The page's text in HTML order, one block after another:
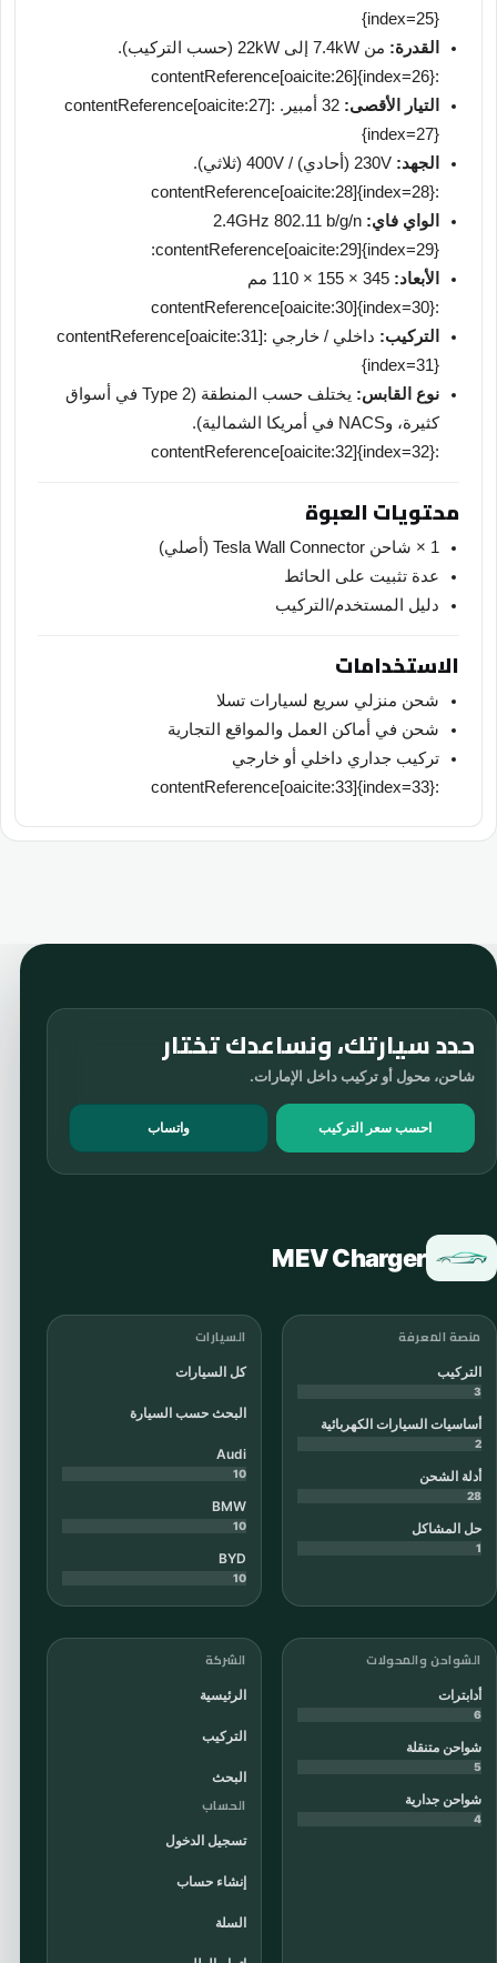
{index=25}
القدرة:
من 7.4kW إلى 22kW (حسب التركيب).
:contentReference[oaicite:26]{index=26}
التيار الأقصى:
32 أمبير. :contentReference[oaicite:27]
{index=27}
الجهد:
230V (أحادي) / 400V (ثلاثي).
:contentReference[oaicite:28]{index=28}
الواي فاي: 2.4GHz 802.11 b/g/n
:contentReference[oaicite:29]{index=29}
الأبعاد:
345 × 155 × 110 مم
:contentReference[oaicite:30]{index=30}
التركيب:
داخلي / خارجي :contentReference[oaicite:31]
{index=31}
نوع القابس:
يختلف حسب المنطقة (Type 2 في أسواق
كثيرة، وNACS في أمريكا الشمالية).
:contentReference[oaicite:32]{index=32}
محتويات العبوة
1 × شاحن Tesla Wall Connector (أصلي)
عدة تثبيت على الحائط
دليل المستخدم/التركيب
الاستخدامات
شحن منزلي سريع لسيارات تسلا
شحن في أماكن العمل والمواقع التجارية
تركيب جداري داخلي أو خارجي
:contentReference[oaicite:33]{index=33}
حدد سيارتك، ونساعدك تختار
شاحن، محول أو تركيب داخل الإمارات.
احسب سعر التركيب واتساب
MEV Charger
منصة المعرفة
التركيب
3
أساسيات السيارات الكهربائية
2
أدلة الشحن
28
حل المشاكل
1
السيارات
كل السيارات
البحث حسب السيارة
Audi
10
BMW
10
BYD
10
الشواحن والمحولات
أدابترات
6
شواحن متنقلة
5
شواحن جدارية
4
الشركة
الرئيسية
التركيب
البحث
الحساب
تسجيل الدخول
إنشاء حساب
السلة